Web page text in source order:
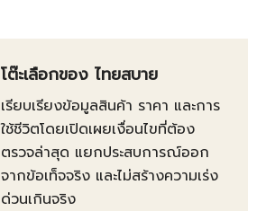
โต๊ะเลือกของ ไทยสบาย
เรียบเรียงข้อมูลสินค้า ราคา และการ
ใช้ชีวิตโดยเปิดเผยเงื่อนไขที่ต้อง
ตรวจล่าสุด แยกประสบการณ์ออก
จากข้อเท็จจริง และไม่สร้างความเร่ง
ด่วนเกินจริง